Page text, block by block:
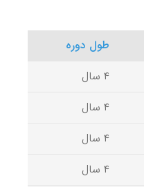
طول دوره
۴ سال
۴ سال
۴ سال
۴ سال